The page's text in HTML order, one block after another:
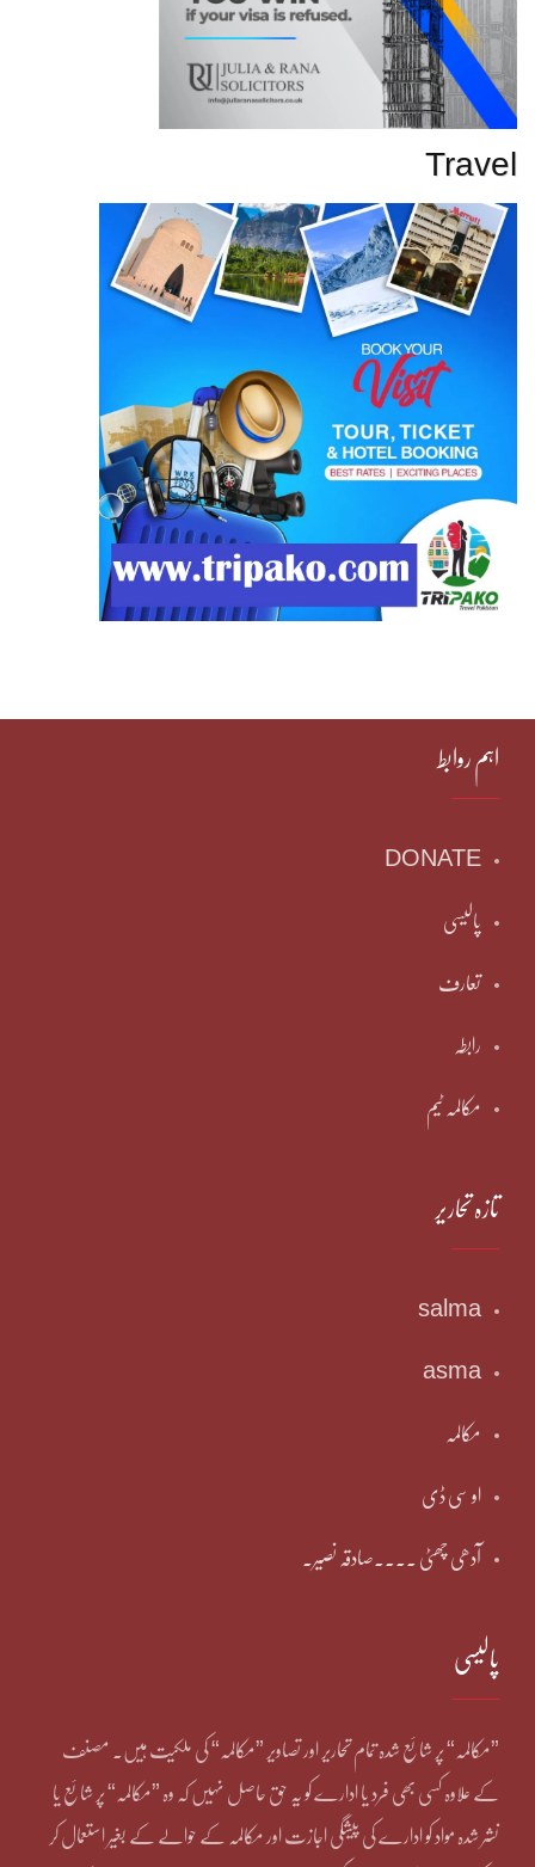
Travel
اہم روابط
DONATE
پالیسی
تعارف
رابطہ
مکالمہ ٹیم
تازہ تحاریر
salma
asma
مکالمہ
او سی ڈی
آدھی چھٹی ۔۔۔۔صادقہ نصیر۔
پالیسی
”مکالمہ“ پر شائع شدہ تمام تحاریر اور تصاویر ”مکالمہ“ کی ملکیت ہیں۔ مصنف
کے علاوہ کسی بھی فرد یا ادارے کو یہ حق حاصل نہیں کہ وہ ”مکالمہ“ پر شائع یا
نشر شدہ مواد کو ادارے کی پیشگی اجازت اور مکالمہ کے حوالے کے بغیر استعمال کر